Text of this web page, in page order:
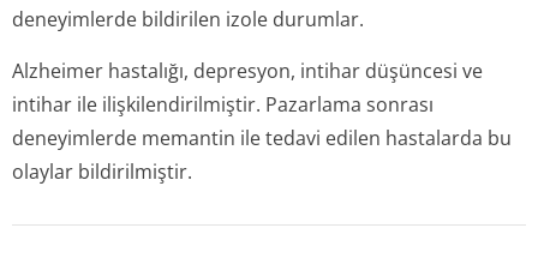
deneyimlerde bildirilen izole durumlar.
Alzheimer hastalığı, depresyon, intihar düşüncesi ve
intihar ile ilişkilendiril­miştir. Pazarlama sonrası
deneyimlerde memantin ile tedavi edilen hastalarda bu
olaylar bildirilmiştir.